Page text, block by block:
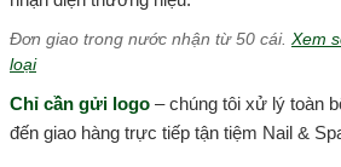
Đơn giao trong nước nhận từ 50 cái. Xem
loại
Chỉ cần gửi logo – chúng tôi xử lý toàn
đến giao hàng trực tiếp tận tiệm Nail &